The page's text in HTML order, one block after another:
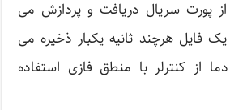
از پورت سریال دریافت و پردازش می
فایل هرچند ثانیه یکبار ذخیره می
از کنترلر با منطق فازی استفاده